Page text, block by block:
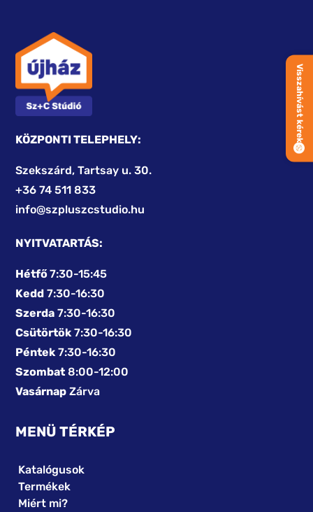
KÖZPONTI TELEPHELY:
Szekszárd, Tartsay u. 30.
+36 74 511 833
info@szpluszcstudio.hu
NYITVATARTÁS:
Hétfő7:30-15:45
Kedd 7:30-16:30
Szerda 7:30-16:30
Csütörtök7:30-16:30
Péntek7:30-16:30
Szombat 8:00-12:00
Vasárnap Zárva
MENÜ TÉRKÉP
Katalógusok
Termékek
Miért mi?
Visszahívást kérek